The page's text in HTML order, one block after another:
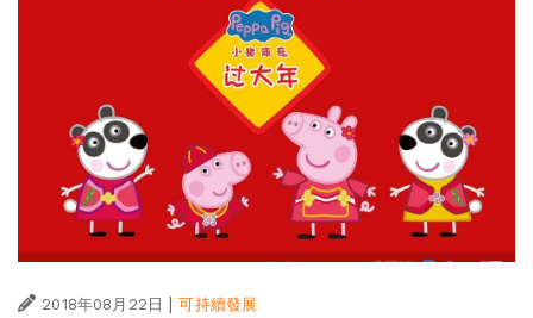
2018年08月22日 | 可持續發展